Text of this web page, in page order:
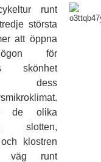
runt
största
att öppna
för
skönhet
dess
de olika
slotten,
klostren
väg runt